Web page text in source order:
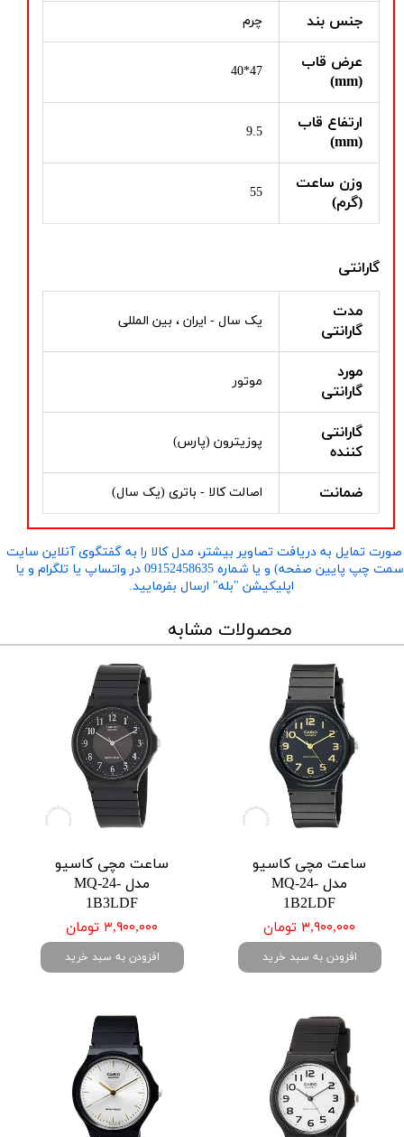
جنس بند چرم
عرض قاب
(mm)
47*40
ارتفاع قاب
(mm)
9.5
وزن ساعت
(گرم)
55
گارانتی
مدت
گارانتی
یک سال - ایران ، بین المللی
مورد
گارانتی
موتور
گارانتی
کننده
پوزیترون (پارس)
ضمانت اصالت کالا - باتری (یک سال)
تمایل به دریافت تصاویر بیشتر، مدل کالا را به گفتگوی آنلاین سایت
​​​​​​​(سمت چپ پایین صفحه) و یا شماره 09152458635 در واتساپ یا تلگرام و یا
اپلیکیشن "بله" ارسال بفرمایید.
محصولات مشابه
ساعت مچی کاسیو
مدل MQ-24-
1B2LDF
۳,۹۰۰,۰۰۰ تومان
افزودن به سبد خرید
ساعت مچی کاسیو
مدل MQ-24-
1B3LDF
۳,۹۰۰,۰۰۰ تومان
افزودن به سبد خرید